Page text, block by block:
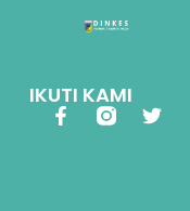
IKUTI KAMI